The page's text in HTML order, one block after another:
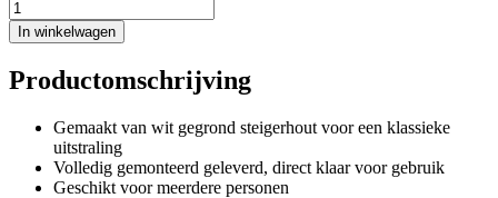
In winkelwagen
Productomschrijving
Gemaakt van wit gegrond steigerhout voor een klassieke
uitstraling
Volledig gemonteerd geleverd, direct klaar voor gebruik
Geschikt voor meerdere personen